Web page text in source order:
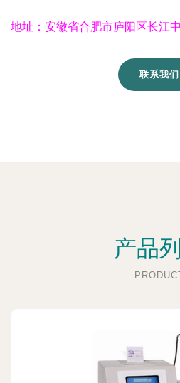
地址：安徽省合肥市庐阳区长江
联系我们
产品